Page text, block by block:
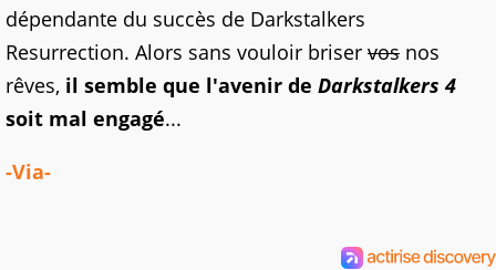
dépendante du succès de Darkstalkers
Resurrection. Alors sans vouloir briser vos nos
rêves, il semble que l'avenir de Darkstalkers 4
soit mal engagé...
-Via-